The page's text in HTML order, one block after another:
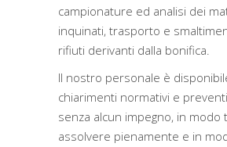
campionature ed analisi dei
inquinati, trasporto e
rifiuti derivanti dalla bonifica.
Il nostro personale è
chiarimenti normativi e
senza alcun impegno, in modo
assolvere pienamente e in